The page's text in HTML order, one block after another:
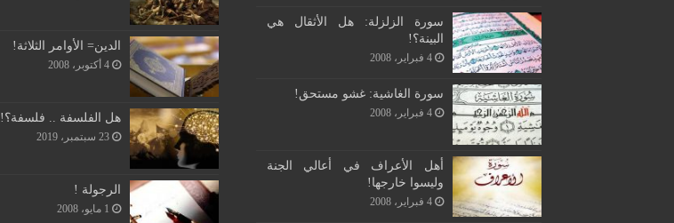
سورة الزلزلة: هل الأثقال هي
البينة؟!
4 فبراير، 2008
سورة الغاشية: غشو مستحق!
4 فبراير، 2008
أهل الأعراف في أعالي الجنة
وليسوا خارجها!
4 فبراير، 2008
الدين= الأوامر الثلاثة!
4 أكتوبر، 2008
هل الفلسفة .. فلسفة؟!
23 سبتمبر، 2019
الرجولة !
1 مايو، 2008